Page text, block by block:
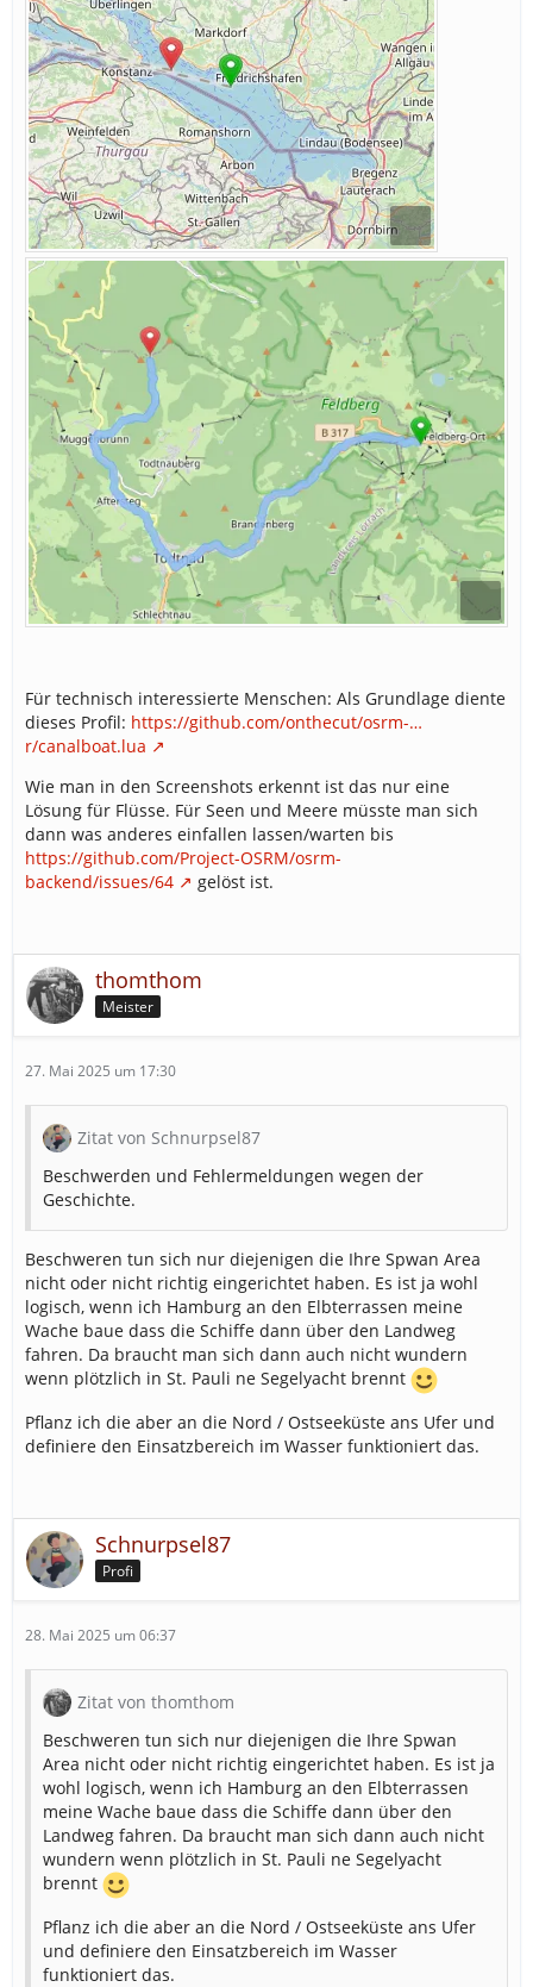
Für technisch interessierte Menschen: Als Grundlage diente
dieses Profil: https://github.com/onthecut/osrm-…
r/canalboat.lua
Wie man in den Screenshots erkennt ist das nur eine
Lösung für Flüsse. Für Seen und Meere müsste man sich
dann was anderes einfallen lassen/warten bis
https://github.com/Project-OSRM/osrm-
backend/issues/64
gelöst ist.
thomthom
Meister
27. Mai 2025 um 17:30
Zitat von Schnurpsel87
Beschwerden und Fehlermeldungen wegen der
Geschichte.
Beschweren tun sich nur diejenigen die Ihre Spwan Area
nicht oder nicht richtig eingerichtet haben. Es ist ja wohl
logisch, wenn ich Hamburg an den Elbterrassen meine
Wache baue dass die Schiffe dann über den Landweg
fahren. Da braucht man sich dann auch nicht wundern
wenn plötzlich in St. Pauli ne Segelyacht brennt
Pflanz ich die aber an die Nord / Ostseeküste ans Ufer und
definiere den Einsatzbereich im Wasser funktioniert das.
Schnurpsel87
Profi
28. Mai 2025 um 06:37
Zitat von thomthom
Beschweren tun sich nur diejenigen die Ihre Spwan
Area nicht oder nicht richtig eingerichtet haben. Es ist ja
wohl logisch, wenn ich Hamburg an den Elbterrassen
meine Wache baue dass die Schiffe dann über den
Landweg fahren. Da braucht man sich dann auch nicht
wundern wenn plötzlich in St. Pauli ne Segelyacht
brennt
Pflanz ich die aber an die Nord / Ostseeküste ans Ufer
und definiere den Einsatzbereich im Wasser
funktioniert das.